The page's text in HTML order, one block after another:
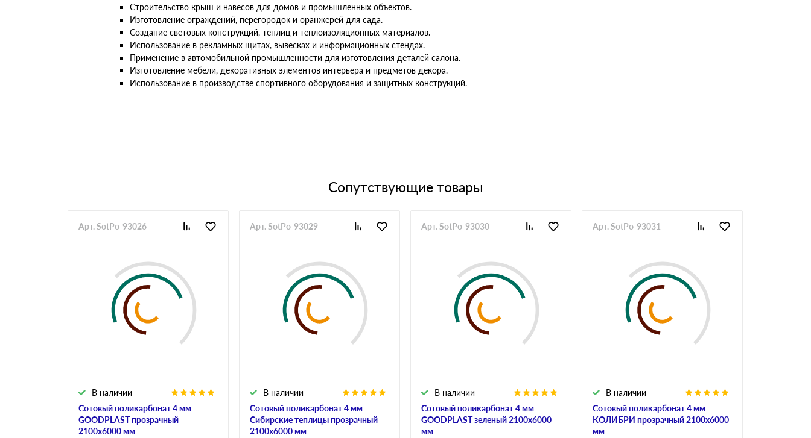
Строительство крыш и навесов для домов и промышленных объектов.
Изготовление ограждений, перегородок и оранжерей для сада.
Создание световых конструкций, теплиц и теплоизоляционных материалов.
Использование в рекламных щитах, вывесках и информационных стендах.
Применение в автомобильной промышленности для изготовления деталей салона.
Изготовление мебели, декоративных элементов интерьера и предметов декора.
Использование в производстве спортивного оборудования и защитных конструкций.
Сопутствующие товары
Сотовый поликарбонат 4 мм
GOODPLAST прозрачный
2100х6000 мм
В наличии
Арт. SotPo-93026
Сотовый поликарбонат 4 мм
Сибирские теплицы прозрачный
2100х6000 мм
В наличии
Арт. SotPo-93029
Сотовый поликарбонат 4 мм
GOODPLAST зеленый 2100х6000
мм
В наличии
Арт. SotPo-93030
Сотовый поликарбонат 4 мм
КОЛИБРИ прозрачный 2100х6000
мм
В наличии
Арт. SotPo-93031